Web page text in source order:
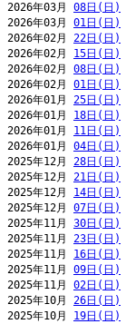
2026年03月 08日(日)
2026年03月 01日(日)
2026年02月 22日(日)
2026年02月 15日(日)
2026年02月 08日(日)
2026年02月 01日(日)
2026年01月 25日(日)
2026年01月 18日(日)
2026年01月 11日(日)
2026年01月 04日(日)
2025年12月 28日(日)
2025年12月 21日(日)
2025年12月 14日(日)
2025年12月 07日(日)
2025年11月 30日(日)
2025年11月 23日(日)
2025年11月 16日(日)
2025年11月 09日(日)
2025年11月 02日(日)
2025年10月 26日(日)
2025年10月 19日(日)